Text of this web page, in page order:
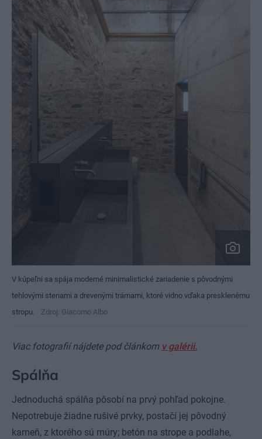
V kúpeľni sa spája moderné minimalistické zariadenie s pôvodnými
tehlovými stenami a drevenými trámami, ktoré vidno vďaka presklenému
stropu.
Zdroj: Giacomo Albo
Viac fotografií nájdete pod článkom v galérii.
Spálňa
Jednoduchá spálňa pôsobí na prvý pohľad pokojne.
Nepotrebuje žiadne rušivé prvky, postačí jej pôvodný
kameň, z ktorého sú múry; betón na strope a podlahe,